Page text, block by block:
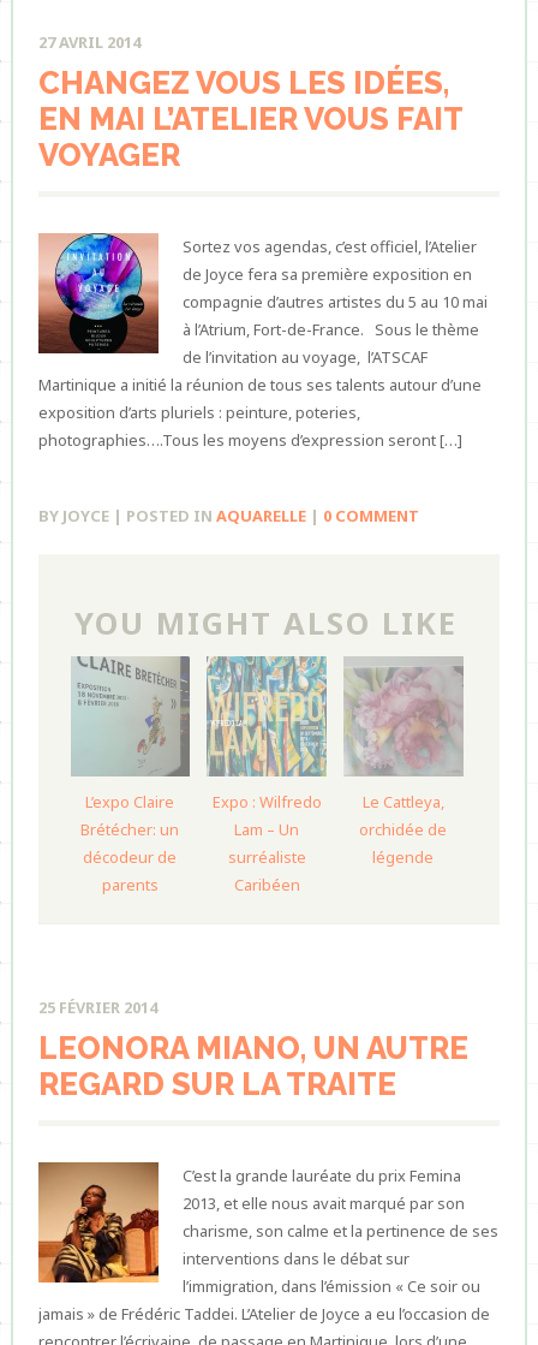
27 AVRIL 2014
CHANGEZ VOUS LES IDÉES,
EN MAI L’ATELIER VOUS FAIT
VOYAGER
Sortez vos agendas, c’est officiel, l’Atelier
de Joyce fera sa première exposition en
compagnie d’autres artistes du 5 au 10 mai
à l’Atrium, Fort-de-France. Sous le thème
de l’invitation au voyage, l’ATSCAF
Martinique a initié la réunion de tous ses talents autour d’une
exposition d’arts pluriels : peinture, poteries,
photographies….Tous les moyens d’expression seront […]
BY JOYCE | POSTED INAQUARELLE | 0 COMMENT
YOU MIGHT ALSO LIKE
L’expo Claire
Brétécher: un
décodeur de
parents
Expo : Wilfredo
Lam – Un
surréaliste
Caribéen
Le Cattleya,
orchidée de
légende
25 FÉVRIER 2014
LEONORA MIANO, UN AUTRE
REGARD SUR LA TRAITE
C’est la grande lauréate du prix Femina
2013, et elle nous avait marqué par son
charisme, son calme et la pertinence de ses
interventions dans le débat sur
l’immigration, dans l’émission « Ce soir ou
jamais » de Frédéric Taddei. L’Atelier de Joyce a eu l’occasion de